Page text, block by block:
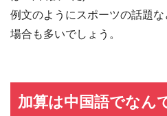
例文のようにスポーツの話題
場合も多いでしょう。
加算は中国語でなん